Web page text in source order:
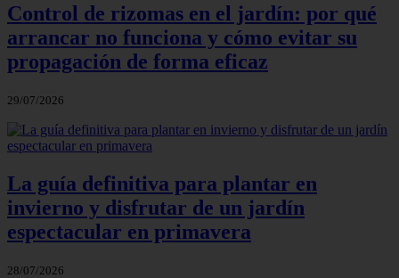
Control de rizomas en el jardín: por qué
arrancar no funciona y cómo evitar su
propagación de forma eficaz
29/07/2026
La guía definitiva para plantar en
invierno y disfrutar de un jardín
espectacular en primavera
28/07/2026